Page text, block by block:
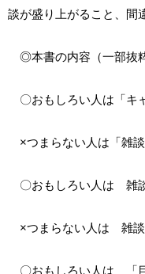
談が盛り上がること、間
◎本書の内容（一部抜粋
〇おもしろい人は「キ
×つまらない人は「雑
〇おもしろい人は 雑
×つまらない人は 雑談
〇おもしろい人は 「